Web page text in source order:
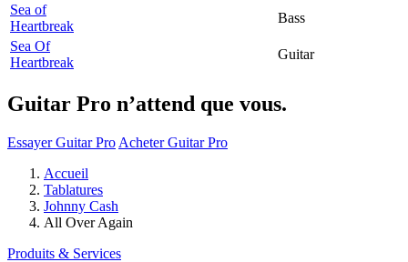
Sea of
Heartbreak
Bass
Sea Of
Heartbreak
Guitar
Guitar Pro n’attend que vous.
Essayer Guitar Pro Acheter Guitar Pro
Accueil
Tablatures
Johnny Cash
All Over Again
Produits & Services